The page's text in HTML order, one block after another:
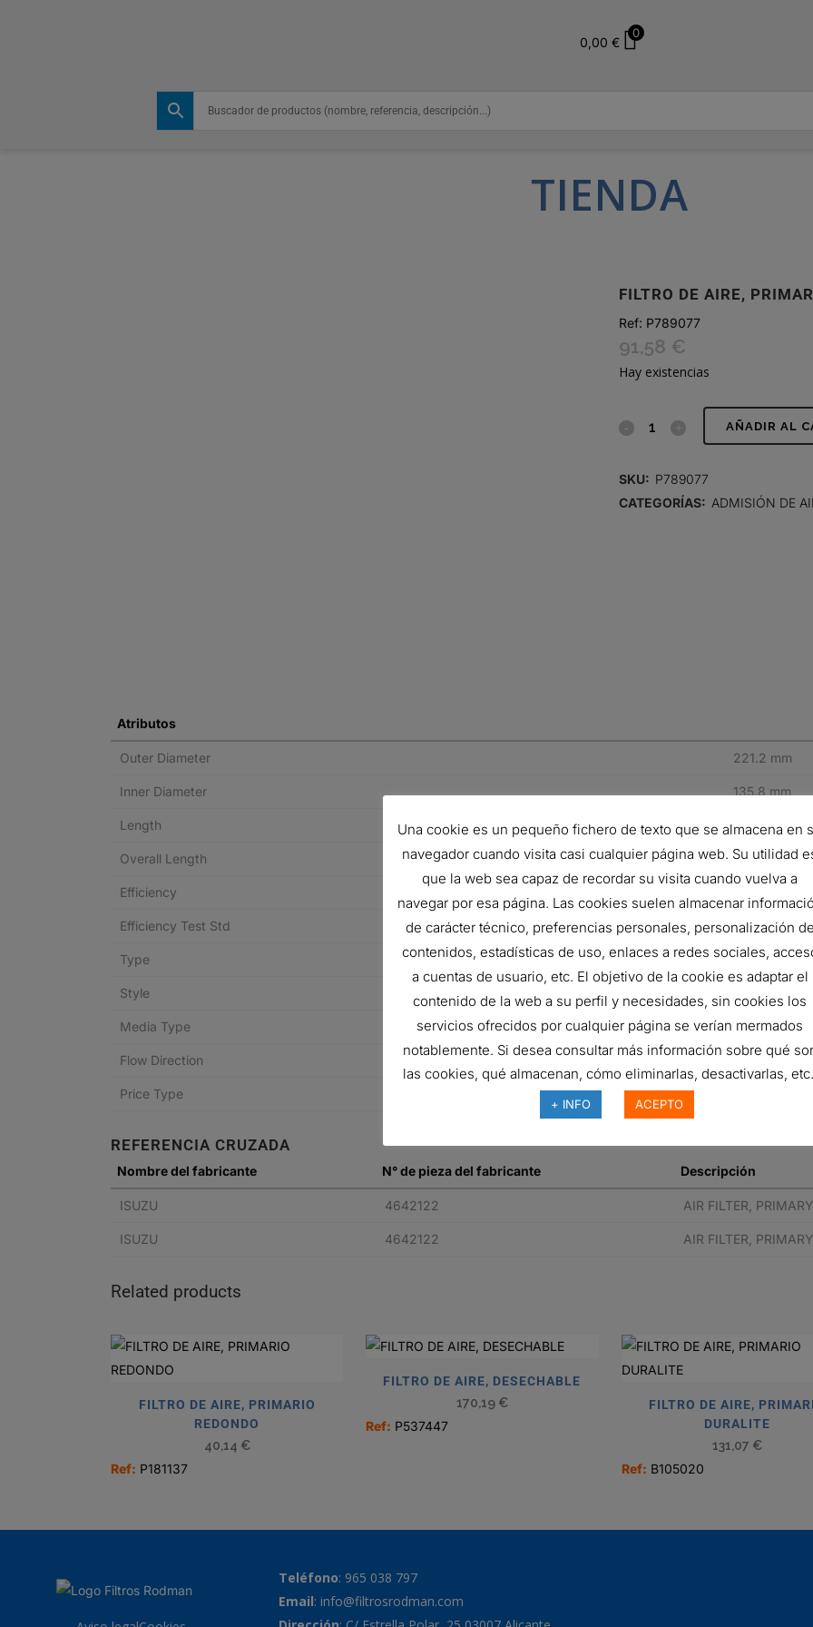
0,00 €
0
TIENDA
FILTRO DE AIRE,
Ref: P789077
91,58 €
Hay existencias
FILTRO AÑADIR AL
SKU: P789077
CATEGORÍAS: ADMISIÓN DE
Atributos
Outer Diameter 221.2 mm
Inner Diameter 135.8 mm
Length 353.7 mm
Overall Length 362.8 mm
Efficiency
Efficiency Test Std ISO 5011
Type Primary
Style Round
Media Type Cellulose
Flow Direction Outside-In
Price Type
REFERENCIA CRUZADA
Nombre del fabricante N° de pieza del fabricante Descripción
ISUZU 4642122 AIR FILTER,
ISUZU 4642122 AIR FILTER,
Related products
FILTRO DE AIRE, PRIMARIO
REDONDO
40,14 €
Ref: P181137
FILTRO DE AIRE, DESECHABLE
170,19 €
Ref: P537447
FILTRO DE AIRE,
DURALITE
131,07 €
Ref: B105020
Teléfono: 965 038 797
Email: info@filtrosrodman.com
Una cookie es un pequeño fichero de texto que se almacena en
navegador cuando visita casi cualquier página web. Su utilidad
que la web sea capaz de recordar su visita cuando vuelva a
navegar por esa página. Las cookies suelen almacenar
de carácter técnico, preferencias personales, personalización de
contenidos, estadísticas de uso, enlaces a redes sociales,
a cuentas de usuario, etc. El objetivo de la cookie es adaptar el
contenido de la web a su perfil y necesidades, sin cookies los
servicios ofrecidos por cualquier página se verían mermados
notablemente. Si desea consultar más información sobre qué
las cookies, qué almacenan, cómo eliminarlas, desactivarlas,
+ INFO ACEPTO